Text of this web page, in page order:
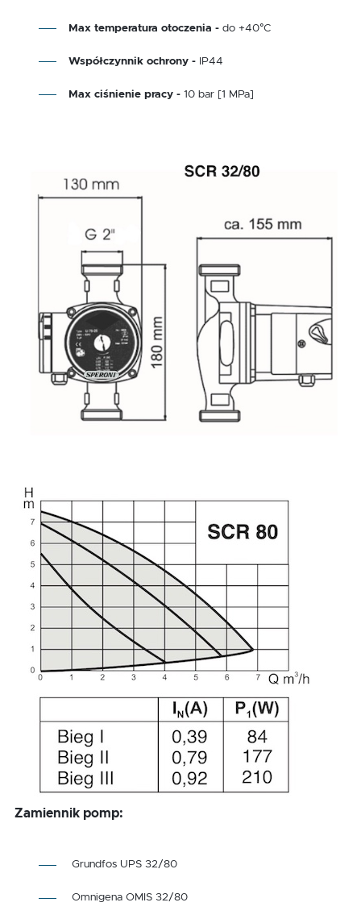
Max temperatura otoczenia - do +40°C
Współczynnik ochrony - IP44
Max ciśnienie pracy - 10 bar [1 MPa]
Zamiennik pomp:
Grundfos UPS 32/80
Omnigena OMIS 32/80